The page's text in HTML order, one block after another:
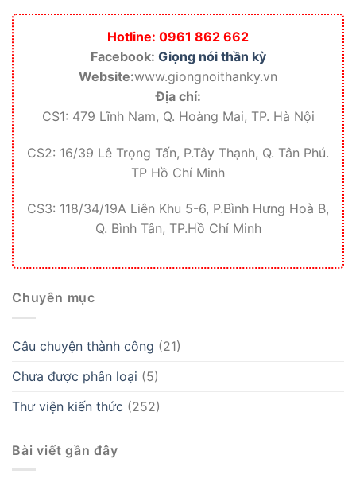
Hotline: 0961 862 662
Facebook: Giọng nói thần kỳ
Website:www.giongnoithanky.vn
Địa chỉ:
CS1: 479 Lĩnh Nam, Q. Hoàng Mai, TP. Hà Nội
CS2: 16/39 Lê Trọng Tấn, P.Tây Thạnh, Q. Tân Phú.
TP Hồ Chí Minh
CS3: 118/34/19A Liên Khu 5-6, P.Bình Hưng Hoà B,
Q. Bình Tân, TP.Hồ Chí Minh
Chuyên mục
Câu chuyện thành công (21)
Chưa được phân loại (5)
Thư viện kiến thức (252)
Bài viết gần đây